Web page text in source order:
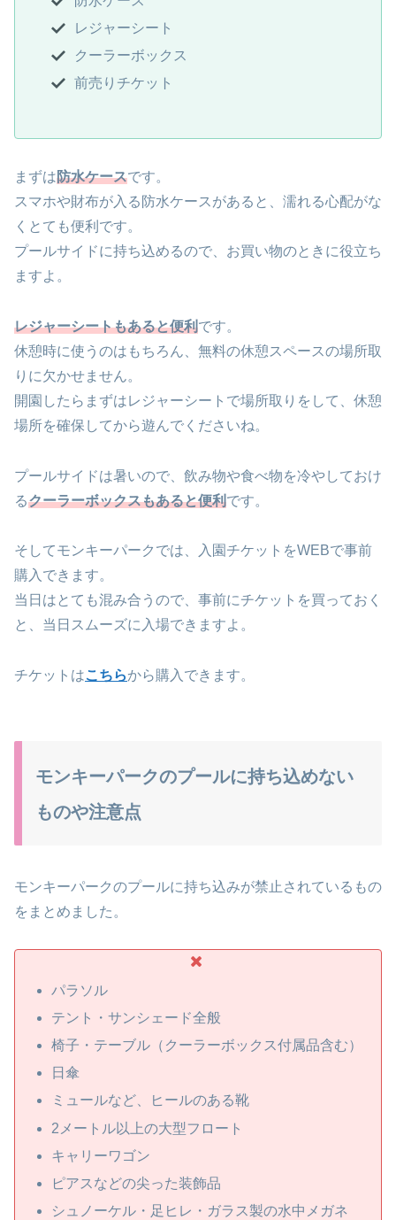
レジャーシート
クーラーボックス
前売りチケット
まずは防水ケースです。
スマホや財布が入る防水ケースがあると、濡れる心配がな
くとても便利です。
プールサイドに持ち込めるので、お買い物のときに役立ち
ますよ。
レジャーシートもあると便利です。
休憩時に使うのはもちろん、無料の休憩スペースの場所取
りに欠かせません。
開園したらまずはレジャーシートで場所取りをして、休憩
場所を確保してから遊んでくださいね。
プールサイドは暑いので、飲み物や食べ物を冷やしておけ
るクーラーボックスもあると便利です。
そしてモンキーパークでは、入園チケットをWEBで事前
購入できます。
当日はとても混み合うので、事前にチケットを買っておく
と、当日スムーズに入場できますよ。
チケットはこちらから購入できます。
モンキーパークのプールに持ち込めない
ものや注意点
モンキーパークのプールに持ち込みが禁止されているもの
をまとめました。
パラソル
テント・サンシェード全般
椅子・テーブル（クーラーボックス付属品含む）
日傘
ミュールなど、ヒールのある靴
2メートル以上の大型フロート
キャリーワゴン
ピアスなどの尖った装飾品
シュノーケル・足ヒレ・ガラス製の水中メガネ